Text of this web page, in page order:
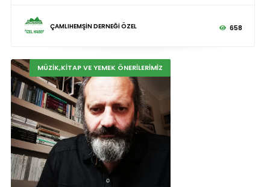
ÇAMLIHEMŞİN DERNEĞİ ÖZEL 658
MÜZİK,KİTAP VE YEMEK ÖNERİLERİMİZ